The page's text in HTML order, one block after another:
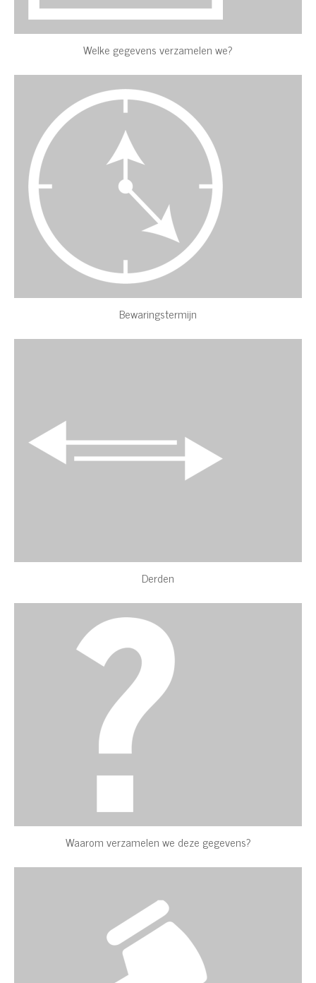
Welke gegevens verzamelen we?
Bewaringstermijn
Derden
Waarom verzamelen we deze gegevens?